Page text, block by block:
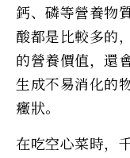
鈣、磷等營養物
酸都是比較多的
的營養價值，還
生成不易消化的
癥狀。
在吃空心菜時，